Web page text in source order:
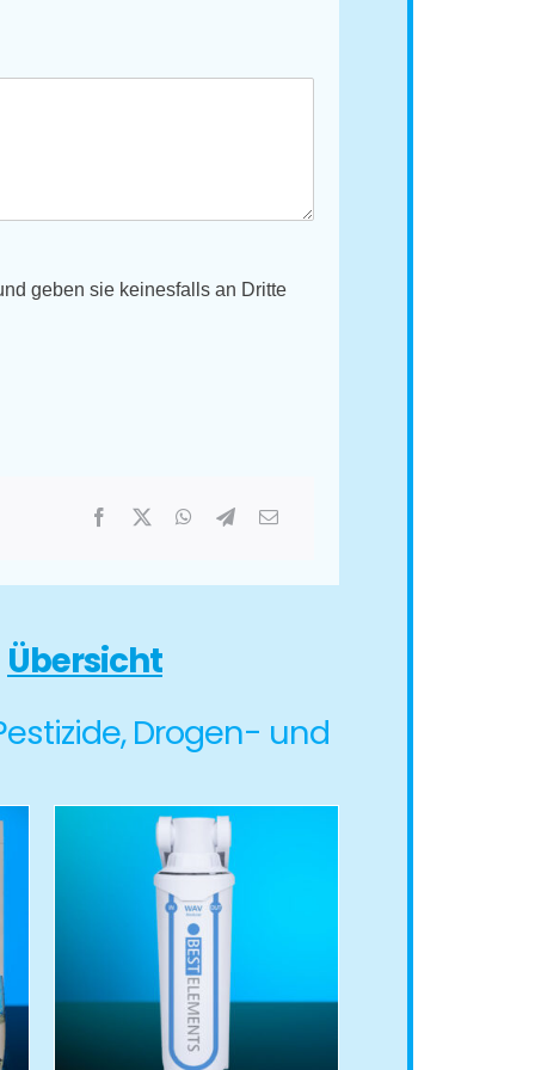
geben sie keinesfalls an Dritte
Übersicht
Drogen- und